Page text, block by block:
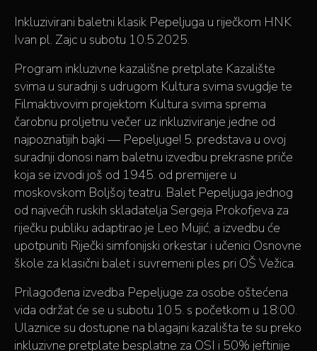
Inkluzivirani baletni klasik Pepeljuga u riječkom HNK
Ivan pl. Zajc u subotu 10.5.2025.
Program inkluzivne kazališne pretplate Kazalište
svima u suradnji s udrugom Kultura svima svugdje te
Filmaktivovim projektom Kultura svima sprema
čarobnu proljetnu večer uz inkluziviranje jedne od
najpoznatijih bajki — Pepeljuge! 5. predstava u ovoj
suradnji donosi nam baletnu izvedbu prekrasne priče
koja se izvodi još od 1945. od premijere u
moskovskom Boljšoj teatru. Balet Pepeljuga jednog
od najvećih ruskih skladatelja Sergeja Prokofjeva za
riječku publiku adaptirao je Leo Mujić, a izvedbu će
upotpuniti Riječki simfonijski orkestar i učenici Osnovne
škole za klasični balet i suvremeni ples pri OŠ Vežica.
Prilagođena izvedba Pepeljuge za osobe oštećena
vida održat će se u subotu 10.5. s početkom u 18:00.
Ulaznice su dostupne na blagajni kazališta te su preko
inkluzivne pretplate besplatne za OSI i 50% jeftinije